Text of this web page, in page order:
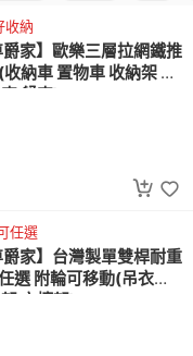
收納
爵家】歐樂三層拉網鐵推
納車 置物車 收納架 美
餐車)
任選
爵家】台灣製單雙桿耐重
選 附輪可移動(吊衣架
衣櫥架)